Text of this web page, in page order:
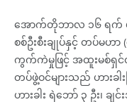
အောက်တိုဘာလ ၁၆ ရက် မန
စစ်ဦးစီးချုပ်နှင့် တပ်မဟ
ကွက်ကဲမှုဖြင့် အထူးမစ်ရှင်တ
တပ်ဖွဲ့ဝင်များသည် ဟားခါ
ဟားခါး ရဲဘော် ၃ ဦး၊